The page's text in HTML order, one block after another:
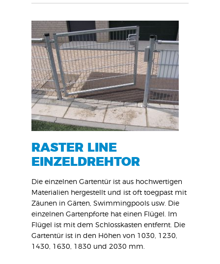
RASTER LINE
EINZELDREHTOR
Die einzelnen Gartentür ist aus hochwertigen
Materialien hergestellt und ist oft toegpast mit
Zäunen in Gärten, Swimmingpools usw. Die
einzelnen Gartenpforte hat einen Flügel. Im
Flügel ist mit dem Schlosskasten entfernt. Die
Gartentür ist in den Höhen von 1030, 1230,
1430, 1630, 1830 und 2030 mm.